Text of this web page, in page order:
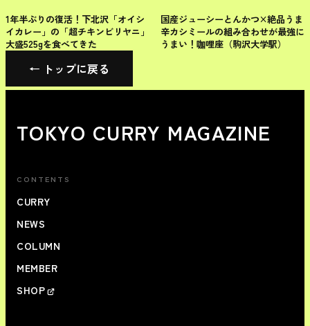
世田谷区
1年半ぶりの復活！下北沢「オイシ
イカレー」の「超チキンビリヤニ」
大盛525gを食べてきた
世田谷区
国産ジューシーとんかつ×絶品うま
辛カシミールの組み合わせが最強に
うまい！咖哩座（駒沢大学駅）
← トップに戻る
TOKYO CURRY MAGAZINE
CONTENTS
CURRY
NEWS
COLUMN
MEMBER
SHOP